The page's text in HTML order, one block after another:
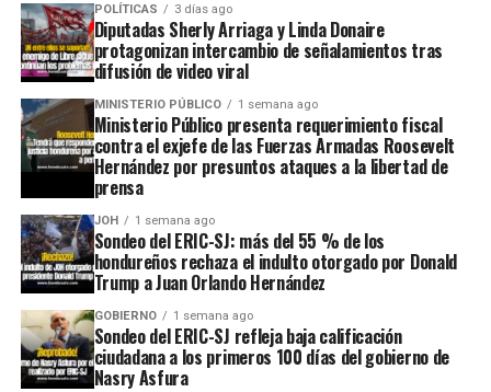
POLÍTICAS 3 días ago
Diputadas Sherly Arriaga y Linda Donaire
protagonizan intercambio de señalamientos tras
difusión de video viral
MINISTERIO PÚBLICO 1 semana ago
Ministerio Público presenta requerimiento fiscal
contra el exjefe de las Fuerzas Armadas Roosevelt
Hernández por presuntos ataques a la libertad de
prensa
JOH 1 semana ago
Sondeo del ERIC-SJ: más del 55 % de los
hondureños rechaza el indulto otorgado por Donald
Trump a Juan Orlando Hernández
GOBIERNO 1 semana ago
Sondeo del ERIC-SJ refleja baja calificación
ciudadana a los primeros 100 días del gobierno de
Nasry Asfura